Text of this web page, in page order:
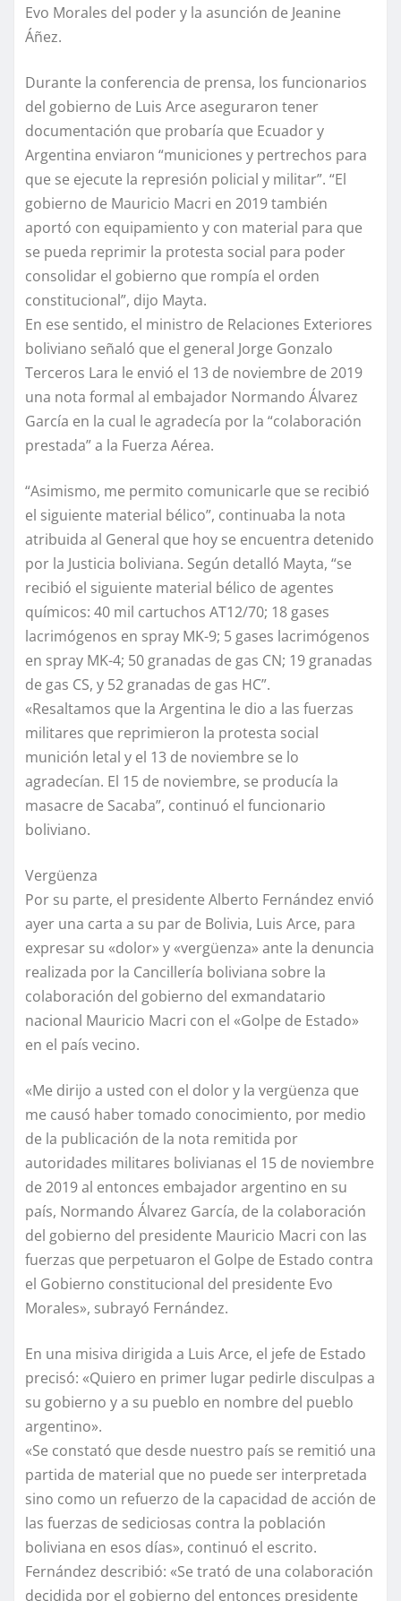
Evo Morales del poder y la asunción de Jeanine
Áñez.
Durante la conferencia de prensa, los funcionarios
del gobierno de Luis Arce aseguraron tener
documentación que probaría que Ecuador y
Argentina enviaron “municiones y pertrechos para
que se ejecute la represión policial y militar”. “El
gobierno de Mauricio Macri en 2019 también
aportó con equipamiento y con material para que
se pueda reprimir la protesta social para poder
consolidar el gobierno que rompía el orden
constitucional”, dijo Mayta.
En ese sentido, el ministro de Relaciones Exteriores
boliviano señaló que el general Jorge Gonzalo
Terceros Lara le envió el 13 de noviembre de 2019
una nota formal al embajador Normando Álvarez
García en la cual le agradecía por la “colaboración
prestada” a la Fuerza Aérea.
“Asimismo, me permito comunicarle que se recibió
el siguiente material bélico”, continuaba la nota
atribuida al General que hoy se encuentra detenido
por la Justicia boliviana. Según detalló Mayta, “se
recibió el siguiente material bélico de agentes
químicos: 40 mil cartuchos AT12/70; 18 gases
lacrimógenos en spray MK-9; 5 gases lacrimógenos
en spray MK-4; 50 granadas de gas CN; 19 granadas
de gas CS, y 52 granadas de gas HC”.
«Resaltamos que la Argentina le dio a las fuerzas
militares que reprimieron la protesta social
munición letal y el 13 de noviembre se lo
agradecían. El 15 de noviembre, se producía la
masacre de Sacaba”, continuó el funcionario
boliviano.
Vergüenza
Por su parte, el presidente Alberto Fernández envió
ayer una carta a su par de Bolivia, Luis Arce, para
expresar su «dolor» y «vergüenza» ante la denuncia
realizada por la Cancillería boliviana sobre la
colaboración del gobierno del exmandatario
nacional Mauricio Macri con el «Golpe de Estado»
en el país vecino.
«Me dirijo a usted con el dolor y la vergüenza que
me causó haber tomado conocimiento, por medio
de la publicación de la nota remitida por
autoridades militares bolivianas el 15 de noviembre
de 2019 al entonces embajador argentino en su
país, Normando Álvarez García, de la colaboración
del gobierno del presidente Mauricio Macri con las
fuerzas que perpetuaron el Golpe de Estado contra
el Gobierno constitucional del presidente Evo
Morales», subrayó Fernández.
En una misiva dirigida a Luis Arce, el jefe de Estado
precisó: «Quiero en primer lugar pedirle disculpas a
su gobierno y a su pueblo en nombre del pueblo
argentino».
«Se constató que desde nuestro país se remitió una
partida de material que no puede ser interpretada
sino como un refuerzo de la capacidad de acción de
las fuerzas de sediciosas contra la población
boliviana en esos días», continuó el escrito.
Fernández describió: «Se trató de una colaboración
decidida por el gobierno del entonces presidente